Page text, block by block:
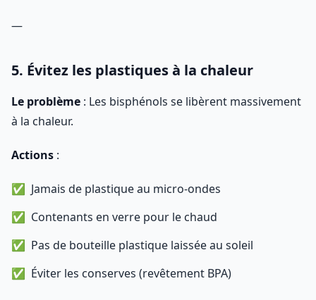
—
5. Évitez les plastiques à la chaleur
Le problème : Les bisphénols se libèrent massivement
à la chaleur.
Actions :
Jamais de plastique au micro-ondes
Contenants en verre pour le chaud
Pas de bouteille plastique laissée au soleil
Éviter les conserves (revêtement BPA)